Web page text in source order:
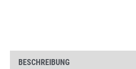
BESCHREIBUNG